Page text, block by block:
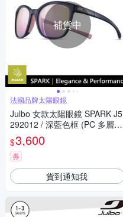
補貨中
法國品牌太陽眼鏡
Julbo 女款太陽眼鏡 SPARK J5
292012 / 深藍色框 (PC 多層淺
粉紅色鍍膜鏡片) 適合多種運動
和日常使用
$3,600
券
貨到通知我